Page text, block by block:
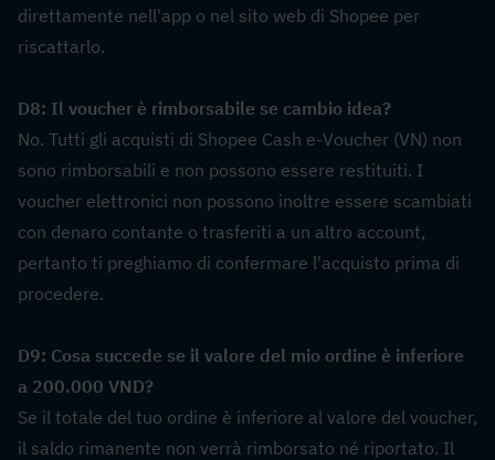
direttamente nell'app o nel sito web di Shopee per
riscattarlo.
D8: Il voucher è rimborsabile se cambio idea?
No. Tutti gli acquisti di Shopee Cash e-Voucher (VN) non
sono rimborsabili e non possono essere restituiti. I
voucher elettronici non possono inoltre essere scambiati
con denaro contante o trasferiti a un altro account,
pertanto ti preghiamo di confermare l'acquisto prima di
procedere.
D9: Cosa succede se il valore del mio ordine è inferiore
a 200.000 VND?
Se il totale del tuo ordine è inferiore al valore del voucher,
il saldo rimanente non verrà rimborsato né riportato. Il